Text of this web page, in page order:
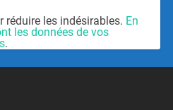
réduire les indésirables. En
les données de vos
.